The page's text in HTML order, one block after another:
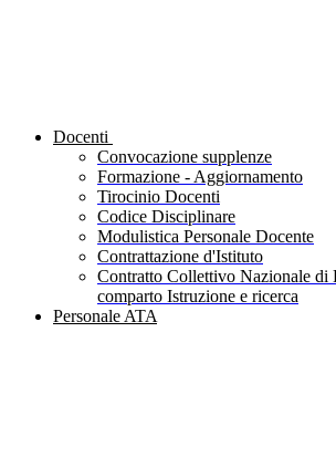
Docenti
Convocazione supplenze
Formazione - Aggiornamento
Tirocinio Docenti
Codice Disciplinare
Modulistica Personale Docente
Contrattazione d'Istituto
Contratto Collettivo Nazionale di
comparto Istruzione e ricerca
Personale ATA